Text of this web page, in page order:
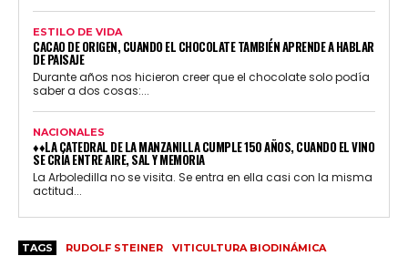
ESTILO DE VIDA
CACAO DE ORIGEN, CUANDO EL CHOCOLATE TAMBIÉN APRENDE A HABLAR
DE PAISAJE
Durante años nos hicieron creer que el chocolate solo podía
saber a dos cosas:...
NACIONALES
♦♦LA CATEDRAL DE LA MANZANILLA CUMPLE 150 AÑOS, CUANDO EL VINO
SE CRÍA ENTRE AIRE, SAL Y MEMORIA
La Arboledilla no se visita. Se entra en ella casi con la misma
actitud...
TAGS RUDOLF STEINER
VITICULTURA BIODINÁMICA